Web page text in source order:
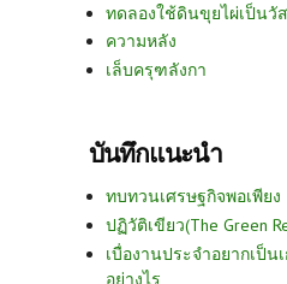
ทดลองใช้ดินขุยไผ่เป็นวั
ความหลัง
เล็บครุฑลังกา
บันทึกแนะนำ
ทบทวนเศรษฐกิจพอเพียง
ปฏิวัติเขียว(The Green
เบื่องานประจำอยากเป็น
อย่างไร